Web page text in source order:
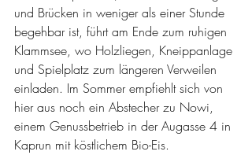
und Brücken in weniger als einer Stunde
begehbar ist, führt am Ende zum ruhigen
Klammsee, wo Holzliegen, Kneippanlage
und Spielplatz zum längeren Verweilen
einladen. Im Sommer empfiehlt sich von
hier aus noch ein Abstecher zu Nowi,
einem Genussbetrieb in der Augasse 4 in
Kaprun mit köstlichem Bio-Eis.